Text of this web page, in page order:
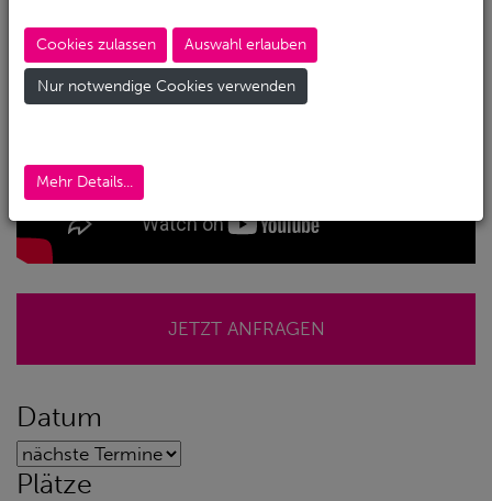
JETZT ANFRAGEN
Datum
Plätze
Cookies zulassen Auswahl erlauben
Nur notwendige Cookies verwenden
Mehr Details...